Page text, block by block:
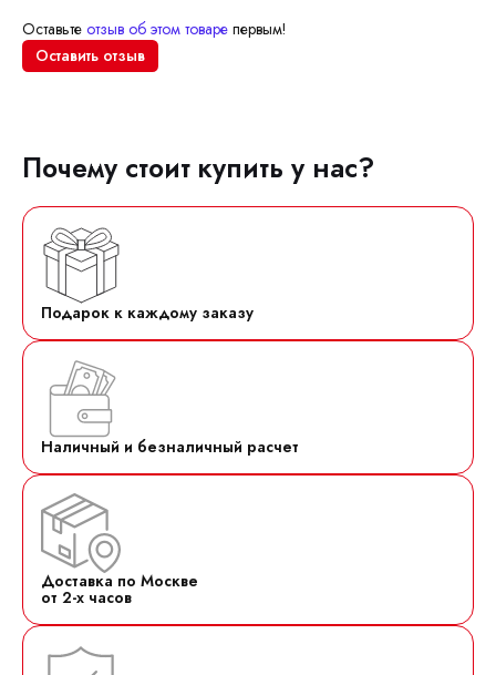
Оставьте отзыв об этом товаре первым!
Оставить отзыв
Почему стоит купить у нас?
Подарок к каждому заказу
Наличный и безналичный расчет
Доставка по Москве
от 2-х часов